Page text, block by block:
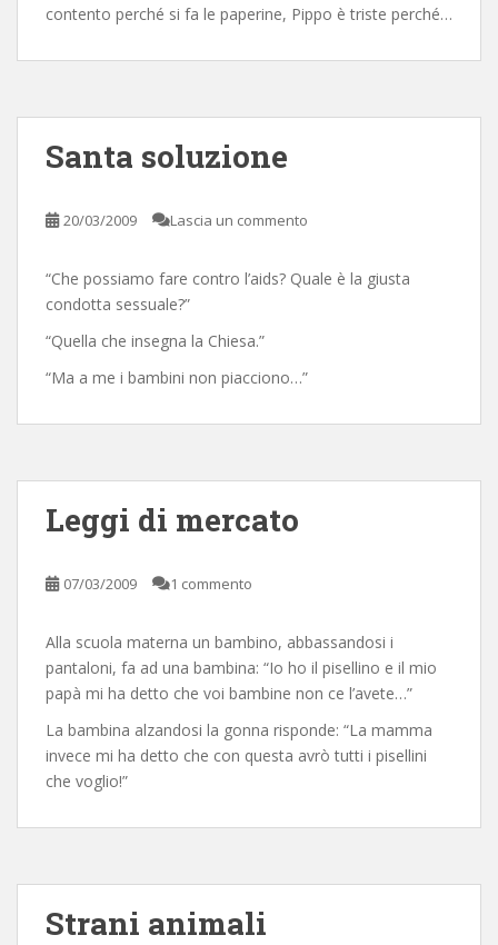
contento perché si fa le paperine, Pippo è triste perché…
Santa soluzione
20/03/2009 Lascia un commento
“Che possiamo fare contro l’aids? Quale è la giusta
condotta sessuale?”
“Quella che insegna la Chiesa.”
“Ma a me i bambini non piacciono…”
Leggi di mercato
07/03/2009 1 commento
Alla scuola materna un bambino, abbassandosi i
pantaloni, fa ad una bambina: “Io ho il pisellino e il mio
papà mi ha detto che voi bambine non ce l’avete…”
La bambina alzandosi la gonna risponde: “La mamma
invece mi ha detto che con questa avrò tutti i pisellini
che voglio!”
Strani animali